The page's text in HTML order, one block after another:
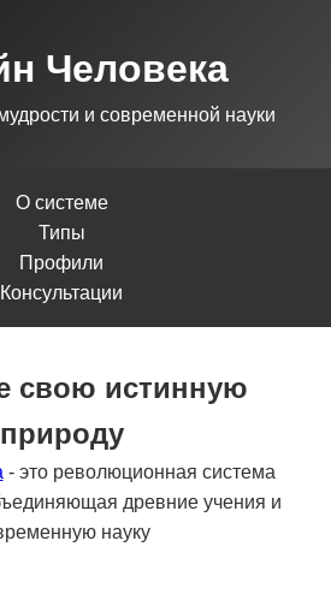
Человека
и современной науки
О системе
Типы
Профили
Консультации
свою истинную
природу
- это революционная система
древние учения и
науку